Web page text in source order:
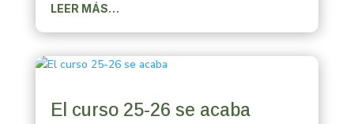
LEER MÁS…
El curso 25-26 se acaba